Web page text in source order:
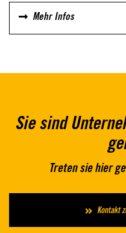
Mehr Infos
Sie sind
Treten sie hier
Kontakt